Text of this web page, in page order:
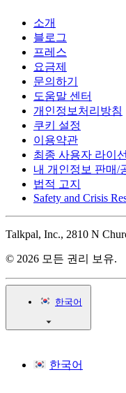
소개
블로그
프레스
요금제
문의하기
도움말 센터
개인정보처리방침
쿠키 설정
이용약관
최종 사용자 라이
내 개인정보 판매/
법적 고지
Safety and Crisis
Talkpal, Inc., 2810 N
© 2026 모든 권리 보유.
한국어
한국어